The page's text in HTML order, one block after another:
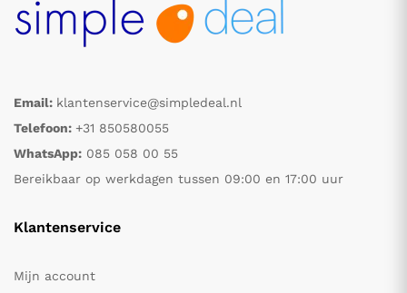
Email: klantenservice@simpledeal.nl
Telefoon: +31 850580055
WhatsApp: 085 058 00 55
Bereikbaar op werkdagen tussen 09:00 en 17:00 uur
Klantenservice
Mijn account